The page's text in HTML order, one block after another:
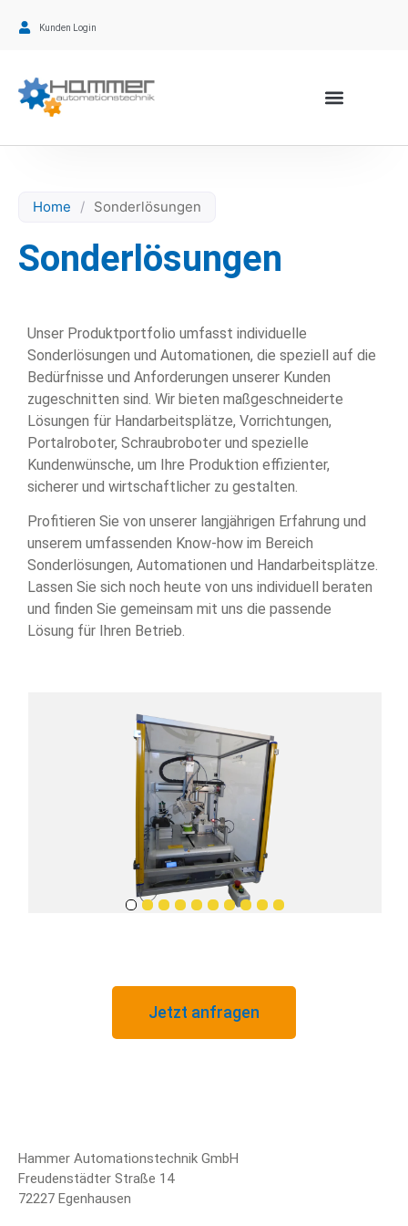
Kunden Login
Home / Sonderlösungen
Sonderlösungen
Unser Produktportfolio umfasst individuelle
Sonderlösungen und Automationen, die speziell auf die
Bedürfnisse und Anforderungen unserer Kunden
zugeschnitten sind. Wir bieten maßgeschneiderte
Lösungen für Handarbeitsplätze, Vorrichtungen,
Portalroboter, Schraubroboter und spezielle
Kundenwünsche, um Ihre Produktion effizienter,
sicherer und wirtschaftlicher zu gestalten.
Profitieren Sie von unserer langjährigen Erfahrung und
unserem umfassenden Know-how im Bereich
Sonderlösungen, Automationen und Handarbeitsplätze.
Lassen Sie sich noch heute von uns individuell beraten
und finden Sie gemeinsam mit uns die passende
Lösung für Ihren Betrieb.
Jetzt anfragen
Hammer Automationstechnik GmbH
Freudenstädter Straße 14
72227 Egenhausen